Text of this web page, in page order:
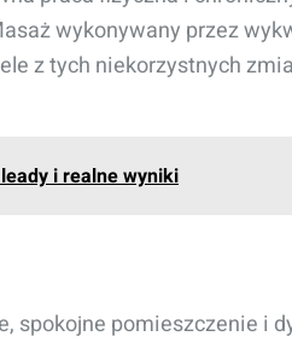
wykonywany przez
z tych niekorzystnych
i realne wyniki
pomieszczenie i